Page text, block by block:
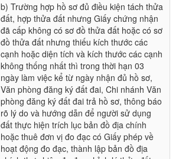
b) Trường hợp hồ sơ đủ điều kiện tách thửa
đất, hợp thửa đất nhưng Giấy chứng nhận
đã cấp không có sơ đồ thửa đất hoặc có sơ
đồ thửa đất nhưng thiếu kích thước các
cạnh hoặc diện tích và kích thước các cạnh
không thống nhất thì trong thời hạn 03
ngày làm việc kể từ ngày nhận đủ hồ sơ,
Văn phòng đăng ký đất đai, Chi nhánh Văn
phòng đăng ký đất đai trả hồ sơ, thông báo
rõ lý do và hướng dẫn để người sử dụng
đất thực hiện trích lục bản đồ địa chính
hoặc thuê đơn vị đo đạc có Giấy phép về
hoạt động đo đạc, thành lập bản đồ địa